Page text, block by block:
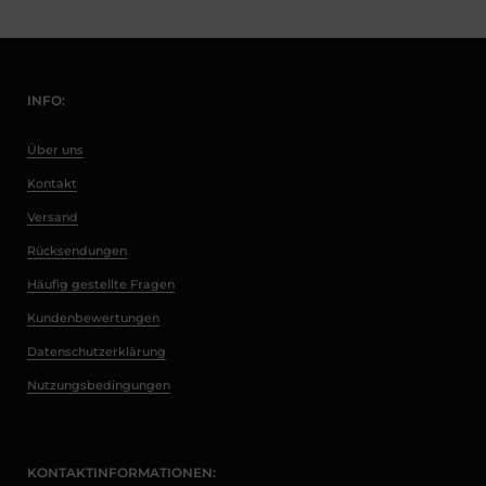
INFO:
Über uns
Kontakt
Versand
Rücksendungen
Häufig gestellte Fragen
Kundenbewertungen
Datenschutzerklärung
Nutzungsbedingungen
KONTAKTINFORMATIONEN: